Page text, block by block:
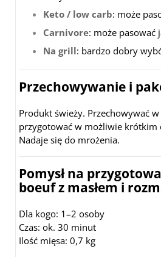
Keto / low carb: może
Carnivore: może pasować
Na grill: bardzo dobry
Przechowywanie i
Produkt świeży. Przechowywać
przygotować w możliwie krótkim
Nadaje się do mrożenia.
Pomysł na
boeuf z masłem i
Dla kogo: 1–2 osoby
Czas: ok. 30 minut
Ilość mięsa: 0,7 kg